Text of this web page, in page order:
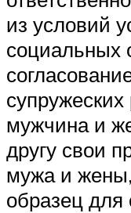
из условий
социальных
мужчина и
другу свои
мужа и
образец для